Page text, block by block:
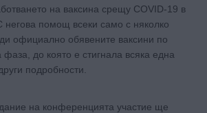
на ваксина срещу COVID-19 в
помощ всеки само с няколко
официално обявените ваксини по
фаза, до която е стигнала всяка една
подробности.
на конференцията участие ще